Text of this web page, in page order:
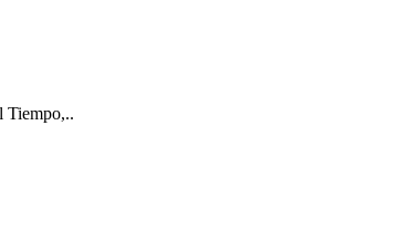
Tiempo,..